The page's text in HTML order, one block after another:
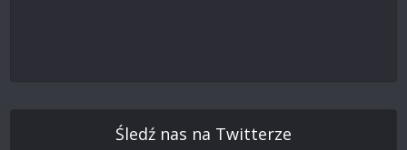
Śledź nas na Twitterze